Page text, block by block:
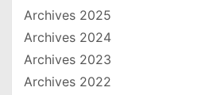
Archives 2025
Archives 2024
Archives 2023
Archives 2022